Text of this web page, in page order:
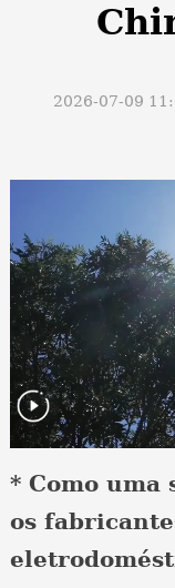
2026-07-09
* Como uma
os